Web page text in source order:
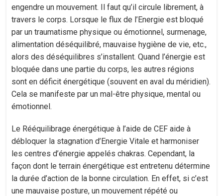
engendre un mouvement. Il faut qu’il circule librement, à
travers le corps. Lorsque le flux de l’Energie est bloqué
par un traumatisme physique ou émotionnel, surmenage,
alimentation déséquilibré, mauvaise hygiène de vie, etc.,
alors des déséquilibres s’installent. Quand l’énergie est
bloquée dans une partie du corps, les autres régions
sont en déficit énergétique (souvent en aval du méridien).
Cela se manifeste par un mal-être physique, mental ou
émotionnel.
Le Rééquilibrage énergétique à l’aide de CEF aide à
débloquer la stagnation d’Energie Vitale et harmoniser
les centres d’énergie appelés chakras. Cependant, la
façon dont le terrain énergétique est entretenu détermine
la durée d’action de la bonne circulation. En effet, si c’est
une mauvaise posture, un mouvement répété ou